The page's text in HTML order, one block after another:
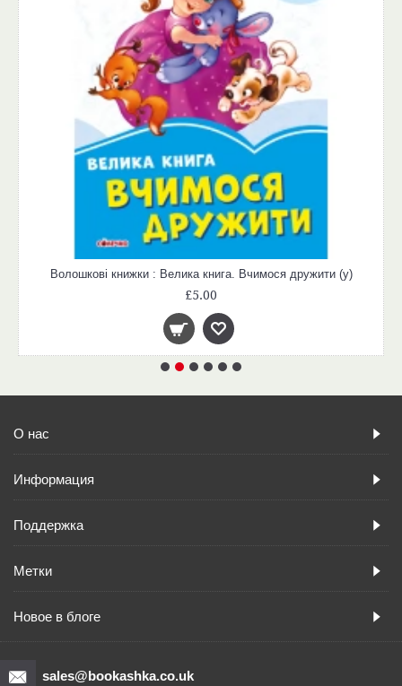
Волошкові книжки : Велика книга. Вчимося дружити (у)
£5.00
О нас
Информация
Поддержка
Метки
Новое в блоге
sales@bookashka.co.uk